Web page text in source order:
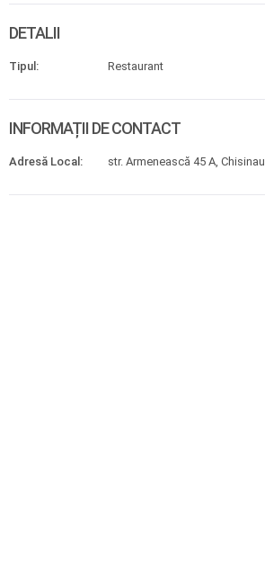
DETALII
Tipul: Restaurant
INFORMAȚII DE CONTACT
Adresă Local: str. Armenească 45 A, Chisinau